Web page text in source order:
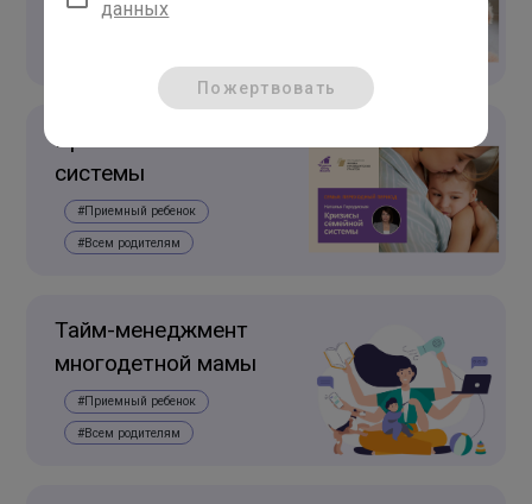
#Всем родителям
Кризисы семейной
системы
#Приемный ребенок
#Всем родителям
Тайм-менеджмент
многодетной мамы
#Приемный ребенок
#Всем родителям
данных
Пожертвовать